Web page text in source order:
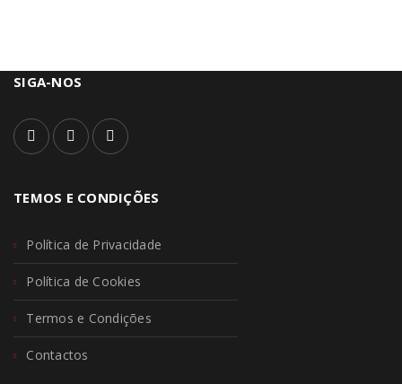
SIGA-NOS
TEMOS E CONDIÇÕES
Política de Privacidade
Política de Cookies
Termos e Condições
Contactos